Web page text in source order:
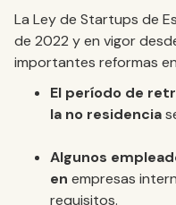
La Ley de Startups de
de 2022 y en vigor
importantes reformas
El período de
la no residencia
Algunos
en empresas
requisitos.